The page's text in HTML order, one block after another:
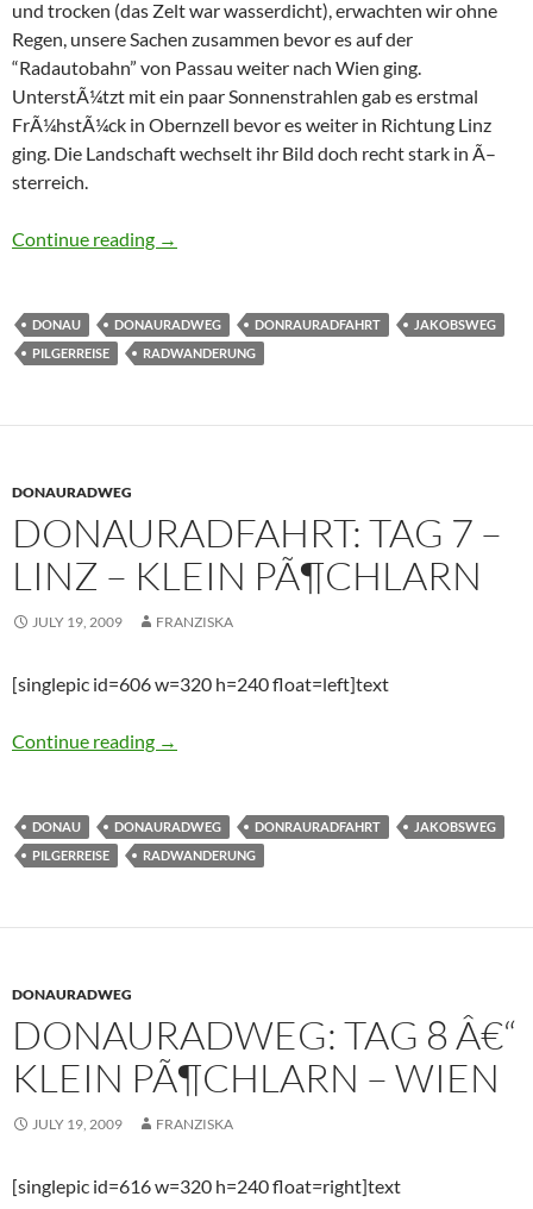
und trocken (das Zelt war wasserdicht), erwachten wir ohne
Regen, unsere Sachen zusammen bevor es auf der
“Radautobahn” von Passau weiter nach Wien ging.
UnterstÃ¼tzt mit ein paar Sonnenstrahlen gab es erstmal
FrÃ¼hstÃ¼ck in Obernzell bevor es weiter in Richtung Linz
ging. Die Landschaft wechselt ihr Bild doch recht stark in Ã–
sterreich.
Continue reading Donauradweg: Tag 6 â€“Passau – Linz
→
DONAU DONAURADWEG DONRAURADFAHRT
JAKOBSWEG
PILGERREISE
RADWANDERUNG
DONAURADWEG
DONAURADFAHRT: TAG 7 –
LINZ – KLEIN PÃ¶CHLARN
JULY 19, 2009 FRANZISKA
[singlepic id=606 w=320 h=240 float=left]text
Continue reading Donauradfahrt: Tag 7 – Linz – Klein PÃ¶chlarn
→
DONAU DONAURADWEG DONRAURADFAHRT
JAKOBSWEG
PILGERREISE
RADWANDERUNG
DONAURADWEG
DONAURADWEG: TAG 8 Â€“
KLEIN PÃ¶CHLARN – WIEN
JULY 19, 2009 FRANZISKA
[singlepic id=616 w=320 h=240 float=right]text